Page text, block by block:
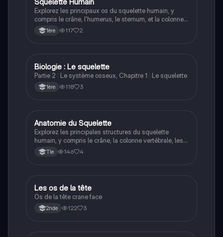
Bio éco
Explorez les principaux os du squelette humain, y
compris le crâne, l'humerus, le sternum, et la colonne
vertébrale. Ce résumé couvre les éléments essentiels
de l'anatomie squelettique, parfait pour les étudiants
1ère 117 2
ST2S
Biologie : Le squelette
Partie 2 : Le système osseux, Chapitre 1 : Le squelette
1ère 118 3
ST2S
Anatomie du Squelette
Explorez les principales structures du squelette
humain, y compris le crâne, la colonne vertébrale, les
membres supérieurs et inférieurs. Cette fiche détaillée
couvre les vertèbres, les os du bras et de la jambe,
Tle 146 4
SVT
Les os de la tête
Os de la tête crane face
2nde 122 3